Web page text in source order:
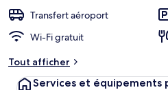
Transfert aéroport
Wi-Fi gratuit
Tout afficher
Services et équipements